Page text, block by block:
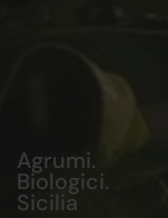
Agrumi.
Biologici.
Sicilia